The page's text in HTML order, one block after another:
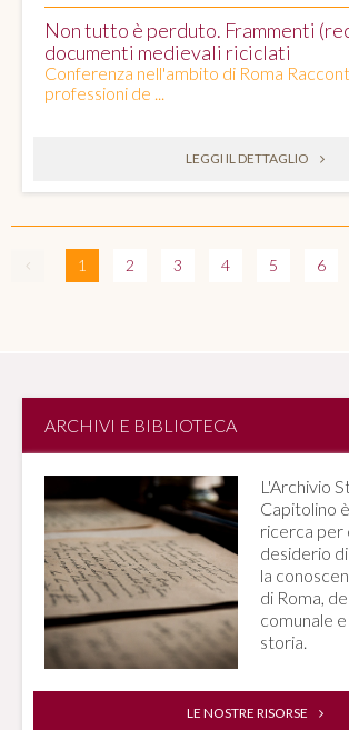
Non tutto è perduto. Frammenti
documenti medievali riciclati
Conferenza nell'ambito di Roma
professioni de ...
LEGGI IL DETTAGLIO
1 2 3 4 5 6
ARCHIVI E BIBLIOTECA
L'Archivio
Capitolino
ricerca per
desiderio
la
di Roma,
comunale
storia.
LE NOSTRE RISORSE